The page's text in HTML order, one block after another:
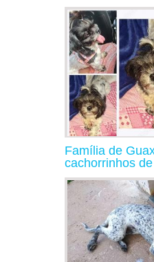
Família de
cachorrinhos